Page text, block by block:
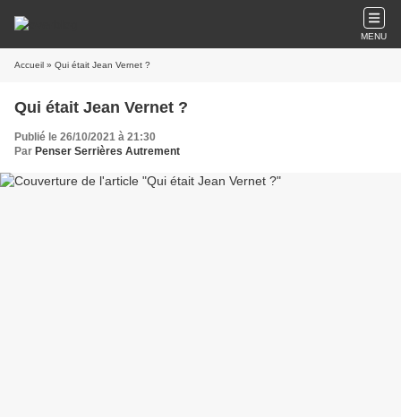
MENU
Accueil » Qui était Jean Vernet ?
Qui était Jean Vernet ?
Publié le 26/10/2021 à 21:30
Par Penser Serrières Autrement